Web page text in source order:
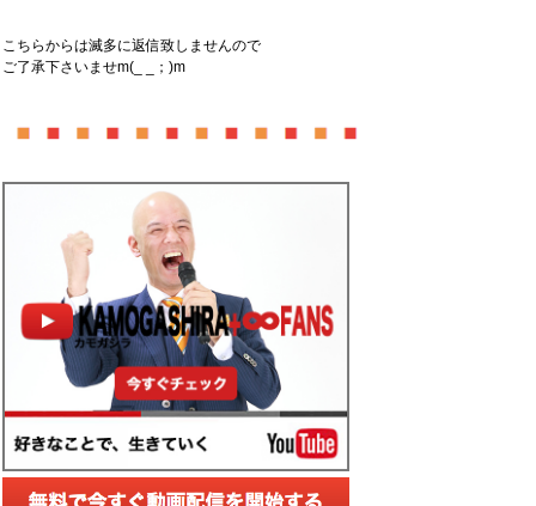
こちらからは滅多に返信致しませんので
ご了承下さいませm(_ _；)m